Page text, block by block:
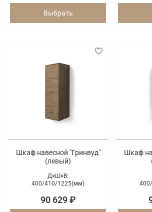
Выбрать
Шкаф навесной "Гринвуд"
(левый)
Д×Ш×В:
400/410/1225(мм)
90 629 ₽
Шкаф
400/